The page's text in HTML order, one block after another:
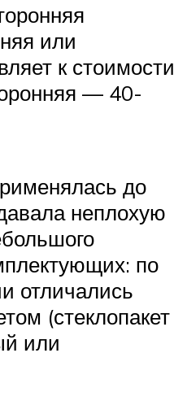
или
к стоимости
— 40-
до
неплохую
по
отличались
(стеклопакет
или